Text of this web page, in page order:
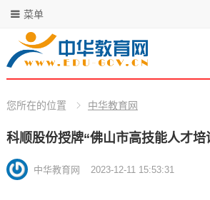
菜单
您所在的位置 中华教育网
科顺股份授牌“佛山市高技能人才培
中华教育网 2023-12-11 15:53:31